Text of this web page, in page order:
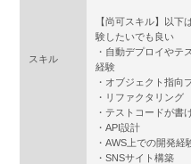
スキル
【尚可スキル】以
験したいでも良い
・自動デプロイやテ
経験
・オブジェクト指向
・リファクタリング
・テストコードが書
・API設計
・AWS上での開発経
・SNSサイト構築